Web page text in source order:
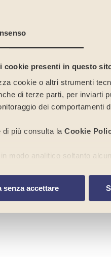
cookie presenti in questo
cookie o altri strumenti
di terze parti, per inviarti
dei comportamenti
di più consulta la Cookie
modo analitico soltanto
senza accettare